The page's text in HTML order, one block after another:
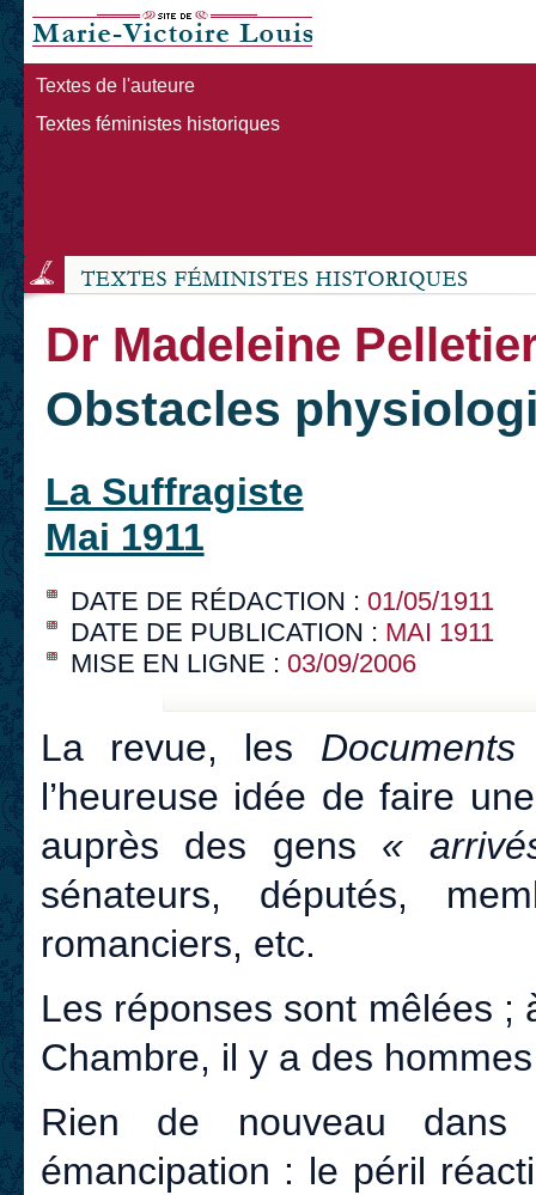
Textes de l'auteure
Textes féministes historiques
Dr Madeleine
Obstacles
La Suffragiste
Mai 1911
DATE DE RÉDACTION : 01/05/1911
DATE DE PUBLICATION : MAI 1911
MISE EN LIGNE : 03/09/2006
La revue, les
l’heureuse idée de faire
auprès des gens «
sénateurs, députés,
romanciers, etc.
Les réponses sont mêlées ;
Chambre, il y a des
Rien de nouveau
émancipation : le péril